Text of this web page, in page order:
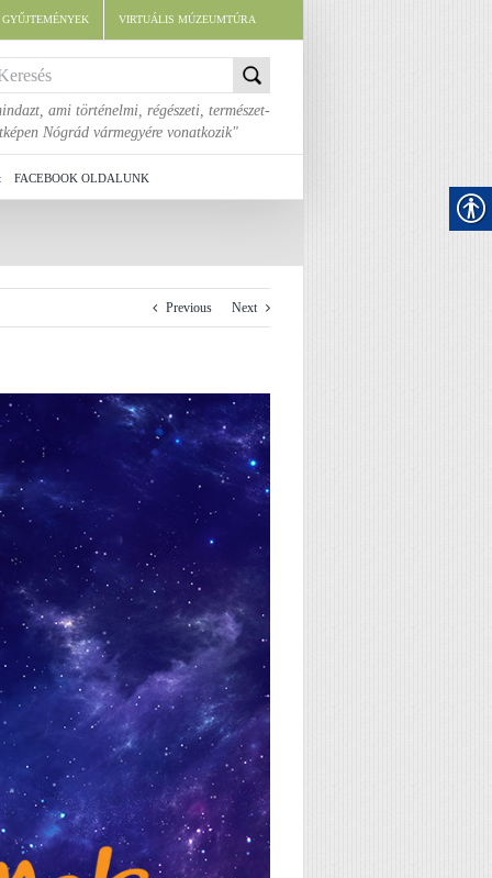
VIRTUÁLIS MÚZEUMTÚRA
ami történelmi, régészeti, természet-
Nógrád vármegyére vonatkozik"
FACEBOOK OLDALUNK
Previous Next